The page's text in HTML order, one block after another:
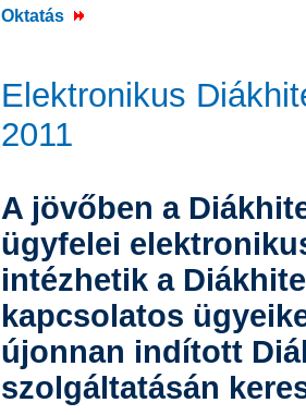
Oktatás
Elektronikus
2011
A jövőben a
ügyfelei
intézhetik a
kapcsolatos
újonnan indított
szolgáltatásán